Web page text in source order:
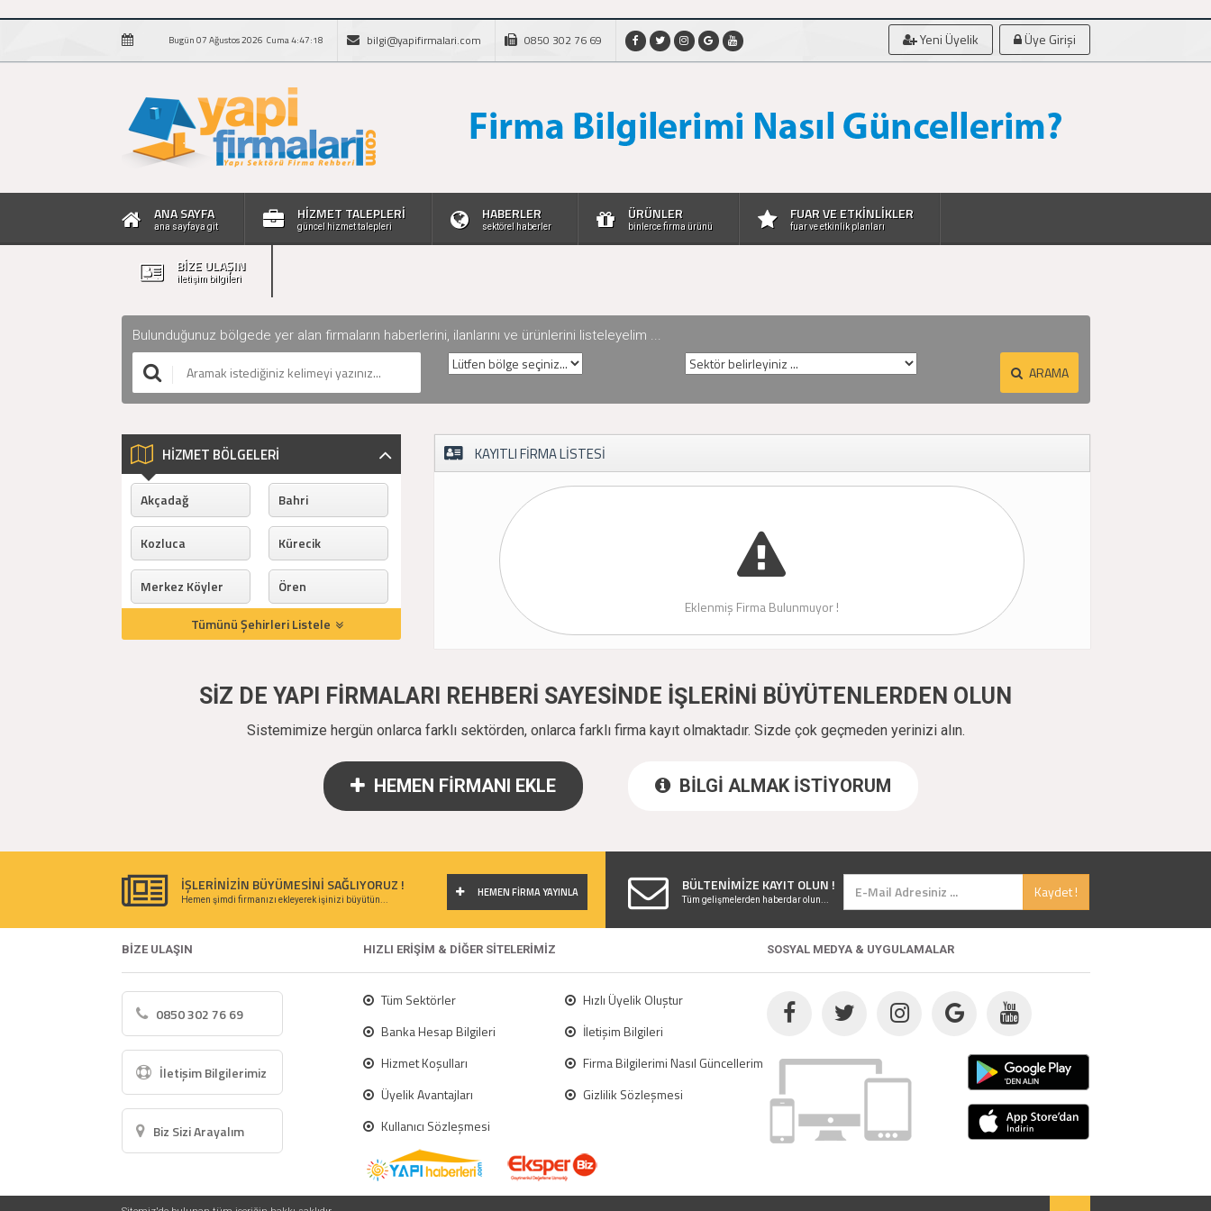
Bugün 07 Ağustos 2026 Cuma 4:47:18 bilgi@yapifirmalari.com 0850 302 76 69 Yeni Üyelik Üye Girişi
ANA SAYFA
ana sayfaya git
HİZMET TALEPLERİ
güncel hizmet talepleri
HABERLER
sektörel haberler
ÜRÜNLER
binlerce firma ürünü
FUAR VE ETKİNLİKLER
fuar ve etkinlik planları
BİZE ULAŞIN
iletişim bilgileri
Bulunduğunuz bölgede yer alan firmaların haberlerini, ilanlarını ve ürünlerini listeleyelim ...
ARAMA
HİZMET BÖLGELERİ
Akçadağ Bahri
Kozluca Kürecik
Merkez Köyler
Ören
Tümünü Şehirleri Listele
KAYITLI FİRMA LİSTESİ
Eklenmiş Firma Bulunmuyor !
SİZ DE YAPI FİRMALARI REHBERİ SAYESİNDE İŞLERİNİ BÜYÜTENLERDEN OLUN
Sistemimize hergün onlarca farklı sektörden, onlarca farklı firma kayıt olmaktadır. Sizde çok geçmeden yerinizi alın.
HEMEN FİRMANI EKLE BİLGİ ALMAK İSTİYORUM
İŞLERİNİZİN BÜYÜMESİNİ SAĞLIYORUZ ! HEMEN FİRMA YAYINLA
Hemen şimdi firmanızı ekleyerek işinizi büyütün...
BÜLTENİMİZE KAYIT OLUN ! Kaydet !
Tüm gelişmelerden haberdar olun...
BİZE ULAŞIN HIZLI ERİŞİM & DİĞER SİTELERİMİZ SOSYAL MEDYA & UYGULAMALAR
0850 302 76 69
İletişim Bilgilerimiz
Biz Sizi Arayalım
Tüm Sektörler
Hızlı Üyelik Oluştur
Banka Hesap Bilgileri
İletişim Bilgileri
Hizmet Koşulları
Firma Bilgilerimi Nasıl Güncellerim
Üyelik Avantajları
Gizlilik Sözleşmesi
Kullanıcı Sözleşmesi